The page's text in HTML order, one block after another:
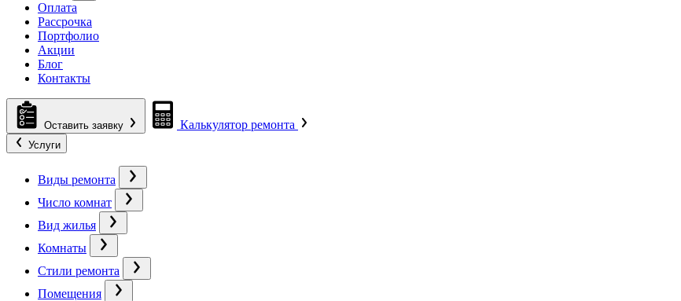
Оплата
Рассрочка
Портфолио
Акции
Блог
Контакты
Оставить заявку Калькулятор ремонта
Услуги
Виды ремонта
Число комнат
Вид жилья
Комнаты
Стили ремонта
Помещения